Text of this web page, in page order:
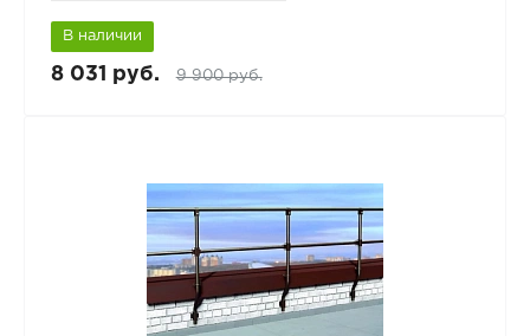
В наличии
8 031 руб. 9 900 руб.